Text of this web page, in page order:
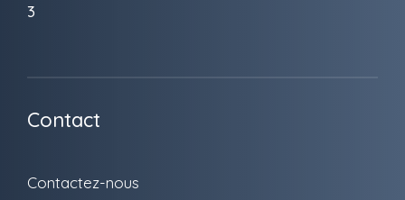
3
Contact
Contactez-nous